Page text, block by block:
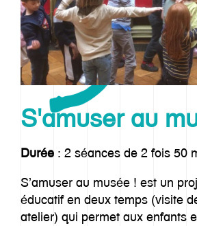
S'amuser au
Durée : 2 séances de 2 fois 50
S’amuser au musée ! est un
éducatif en deux temps (visite
atelier) qui permet aux enfants